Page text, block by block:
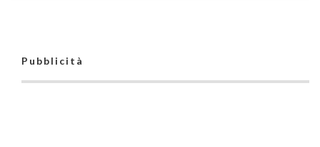
Pubblicità